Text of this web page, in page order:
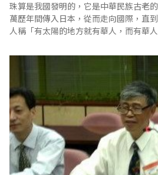
珠算是我國發明的，它是中華民族古老
萬歷年間傳入日本，從而走向國際，直
人稱「有太陽的地方就有華人，而有華
詞，據文字記載，早在東漢徐岳撰寫的
到，至今已有近2000年的歷史，我國這
一，二上二，……五十二句口訣，而乘除法